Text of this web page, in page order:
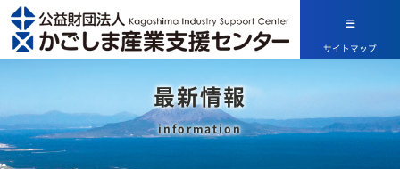
サイトマップ
最新情報
information